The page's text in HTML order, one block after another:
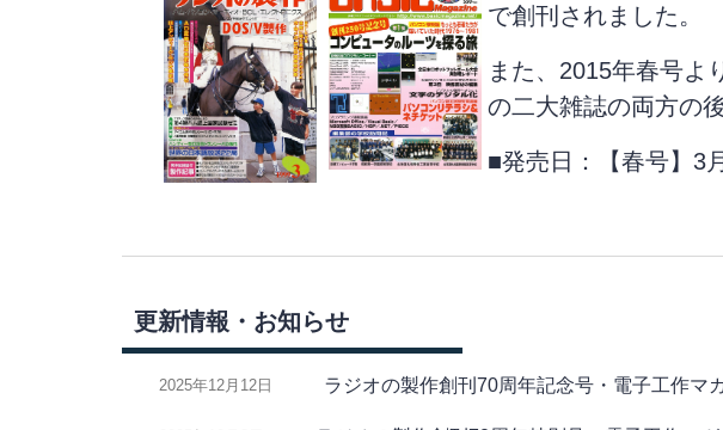
で創刊されました。
また、2015年春号
の二大雑誌の両方の
■発売日：【春号】3
更新情報・お知らせ
2025年12月12日 ラジオの製作創刊70周年記念号・電子工作マ